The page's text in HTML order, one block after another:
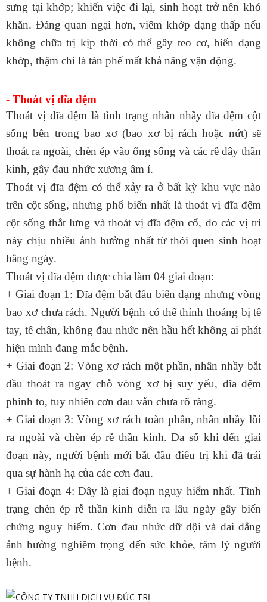
sưng tại khớp; khiến việc đi lại, sinh hoạt trở nên khó
khăn. Đáng quan ngại hơn, viêm khớp dạng thấp nếu
không chữa trị kịp thời có thể gây teo cơ, biến dạng
khớp, thậm chí là tàn phế mất khả năng vận động.
- Thoát vị đĩa đệm
Thoát vị đĩa đệm là tình trạng nhân nhầy đĩa đệm cột
sống bên trong bao xơ (bao xơ bị rách hoặc nứt) sẽ
thoát ra ngoài, chèn ép vào ống sống và các rễ dây thần
kinh, gây đau nhức xương âm ỉ.
Thoát vị đĩa đệm có thể xảy ra ở bất kỳ khu vực nào
trên cột sống, nhưng phổ biến nhất là thoát vị đĩa đệm
cột sống thắt lưng và thoát vị đĩa đệm cổ, do các vị trí
này chịu nhiều ảnh hưởng nhất từ thói quen sinh hoạt
hằng ngày.
Thoát vị đĩa đệm được chia làm 04 giai đoạn:
+ Giai đoạn 1: Đĩa đệm bắt đầu biến dạng nhưng vòng
bao xơ chưa rách. Người bệnh có thể thỉnh thoảng bị tê
tay, tê chân, không đau nhức nên hầu hết không ai phát
hiện mình đang mắc bệnh.
+ Giai đoạn 2: Vòng xơ rách một phần, nhân nhầy bắt
đầu thoát ra ngay chỗ vòng xơ bị suy yếu, đĩa đệm
phình to, tuy nhiên cơn đau vẫn chưa rõ ràng.
+ Giai đoạn 3: Vòng xơ rách toàn phần, nhân nhầy lồi
ra ngoài và chèn ép rễ thần kinh. Đa số khi đến giai
đoạn này, người bệnh mới bắt đầu điều trị khi đã trải
qua sự hành hạ của các cơn đau.
+ Giai đoạn 4: Đây là giai đoạn nguy hiểm nhất. Tình
trạng chèn ép rễ thần kinh diễn ra lâu ngày gây biến
chứng nguy hiểm. Cơn đau nhức dữ dội và dai dẳng
ảnh hưởng nghiêm trọng đến sức khỏe, tâm lý người
bệnh.